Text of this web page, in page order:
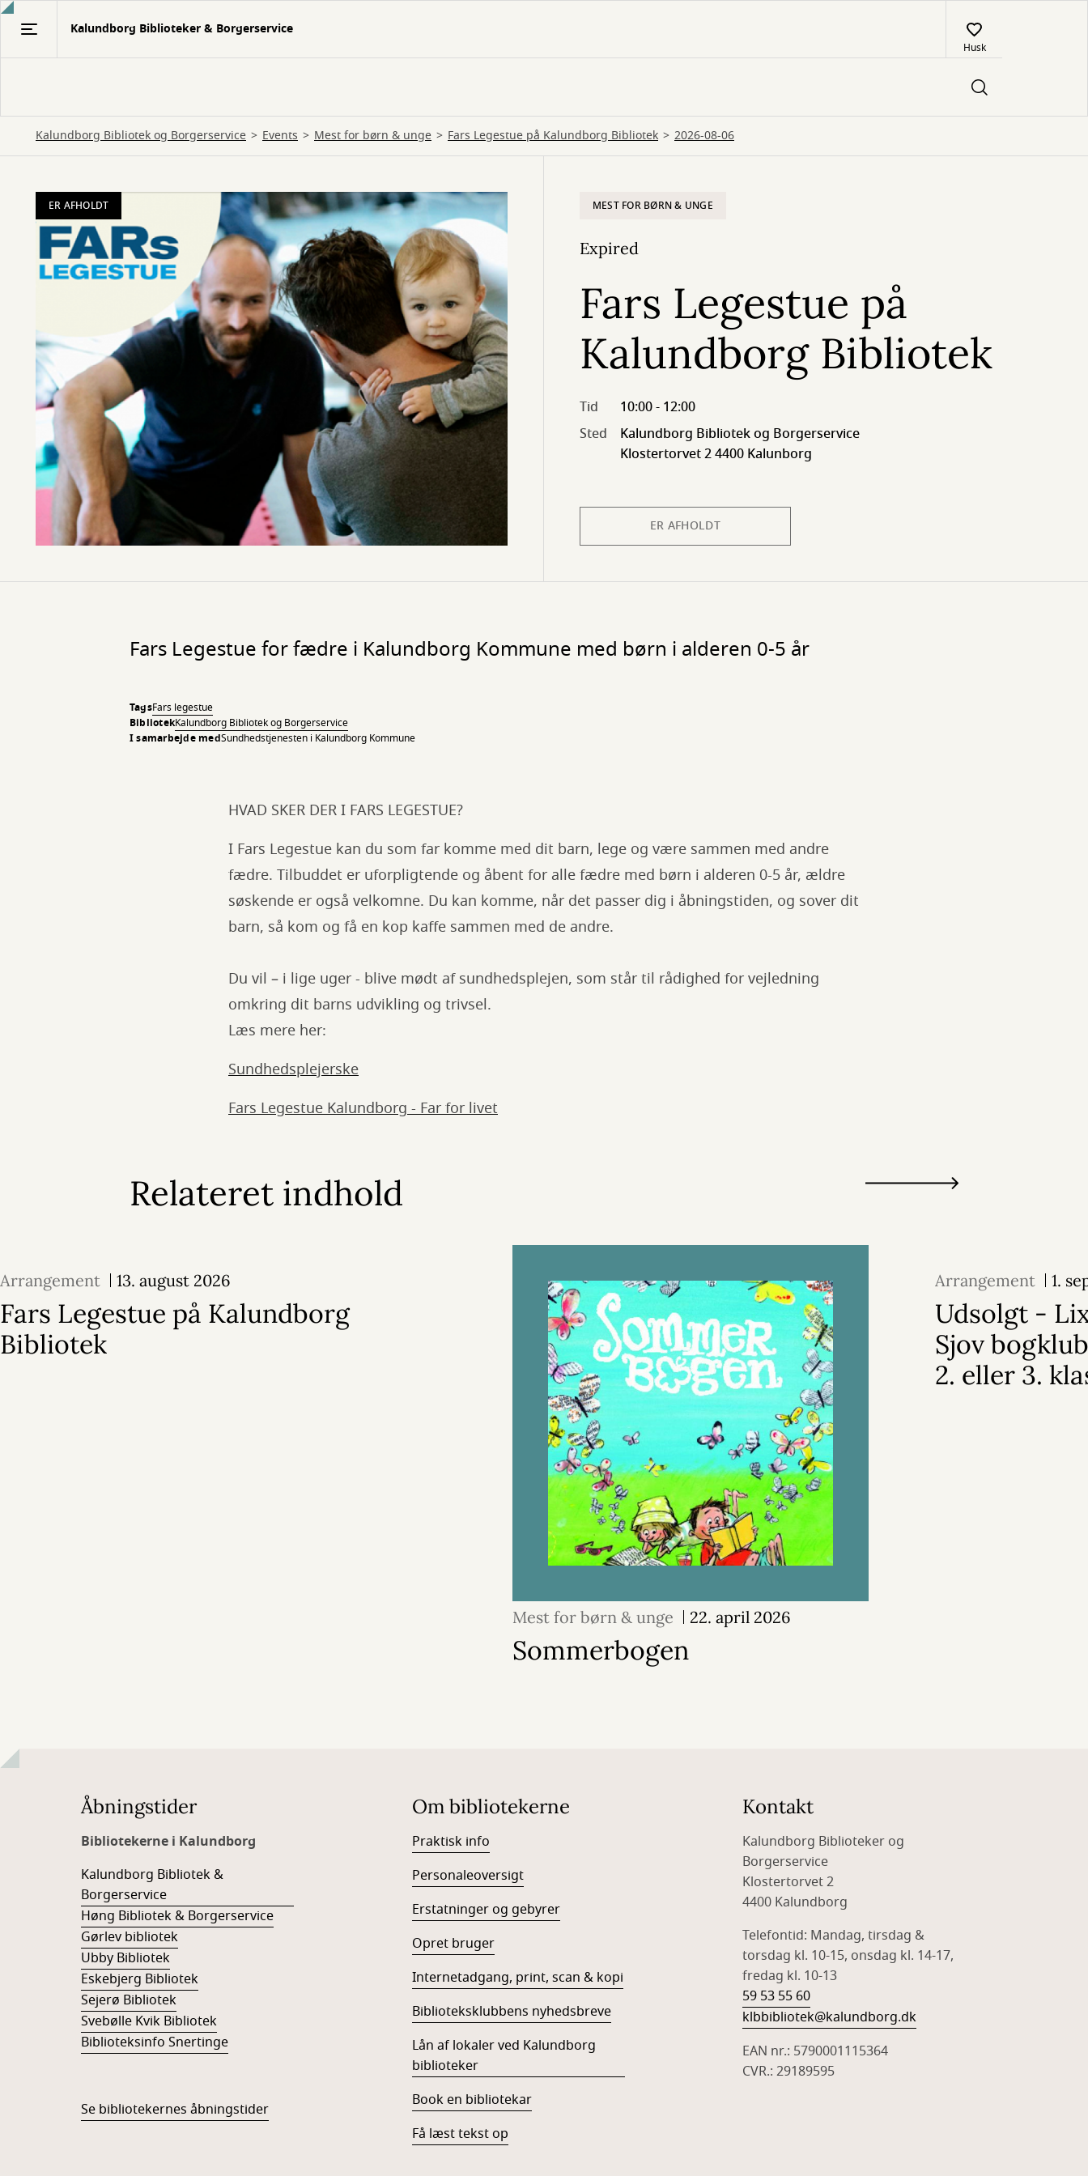
Gå
Kalundborg Biblioteker & Borgerservice
Husk
Kalundborg Bibliotek og Borgerservice Events Mest for børn & unge Fars Legestue på Kalundborg Bibliotek 2026-08-06
ER AFHOLDT MEST FOR BØRN & UNGE
Expired
Fars Legestue på
Kalundborg Bibliotek
Tid
10:00 - 12:00
Sted
Kalundborg Bibliotek og Borgerservice
Klostertorvet 2 4400 Kalunborg
ER AFHOLDT
Fars Legestue for fædre i Kalundborg Kommune med børn i alderen 0-5 år
TagsFars legestue
BibliotekKalundborg Bibliotek og Borgerservice
I samarbejde med​​Sundhedstjenesten i Kalundborg Kommune​
HVAD SKER DER I FARS LEGESTUE?
I Fars Legestue kan du som far komme med dit barn, lege og være sammen med andre
fædre. Tilbuddet er uforpligtende og åbent for alle fædre med børn i alderen 0-5 år, ældre
søskende er også velkomne. Du kan komme, når det passer dig i åbningstiden, og sover dit
barn, så kom og få en kop kaffe sammen med de andre.
Du vil – i lige uger - blive mødt af sundhedsplejen, som står til rådighed for vejledning
omkring dit barns udvikling og trivsel.
Læs mere her:
Sundhedsplejerske
Fars Legestue Kalundborg - Far for livet
Relateret indhold
Arrangement 13. august 2026
Fars Legestue på Kalundborg
Bibliotek
Mest for børn & unge 22. april 2026
Sommerbogen
Arrangement 1.
Udsolgt -
Sjov
2. eller 3.
Åbningstider
Bibliotekerne i Kalundborg
Kalundborg Bibliotek &
Borgerservice
Høng Bibliotek & Borgerservice
Gørlev bibliotek
Ubby Bibliotek
Eskebjerg Bibliotek
Sejerø Bibliotek
Svebølle Kvik Bibliotek
Biblioteksinfo Snertinge
Se bibliotekernes åbningstider
Om bibliotekerne
Praktisk info
Personaleoversigt
Erstatninger og gebyrer
Opret bruger
Internetadgang, print, scan & kopi
Biblioteksklubbens nyhedsbreve
Lån af lokaler ved Kalundborg
biblioteker
Book en bibliotekar
Få læst tekst op
Kontakt
Kalundborg Biblioteker og
Borgerservice
Klostertorvet 2
4400 Kalundborg
Telefontid: Mandag, tirsdag &
torsdag kl. 10-15, onsdag kl. 14-17,
fredag kl. 10-13
59 53 55 60
klbbibliotek@kalundborg.dk
EAN nr.: 5790001115364
CVR.: 29189595